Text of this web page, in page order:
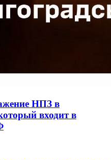
НПЗ в
входит в